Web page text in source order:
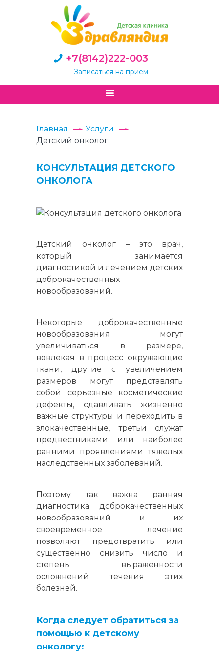
+7(8142)222-003
Записаться на прием
Главная
Услуги
Детский онколог
КОНСУЛЬТАЦИЯ ДЕТСКОГО
ОНКОЛОГА
Детский онколог – это врач,
который занимается
диагностикой и лечением детских
доброкачественных
новообразований.
Некоторые доброкачественные
новообразования могут
увеличиваться в размере,
вовлекая в процесс окружающие
ткани, другие с увеличением
размеров могут представлять
собой серьезные косметические
дефекты, сдавливать жизненно
важные структуры и переходить в
злокачественные, третьи служат
предвестниками или наиболее
ранними проявлениями тяжелых
наследственных заболеваний.
Поэтому так важна ранняя
диагностика доброкачественных
новообразований и их
своевременное лечение
позволяют предотвратить или
существенно снизить число и
степень выраженности
осложнений течения этих
болезней.
Когда следует обратиться за
помощью к детскому
онкологу: